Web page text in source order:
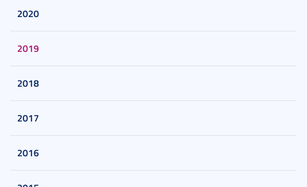
2020
2019
2018
2017
2016